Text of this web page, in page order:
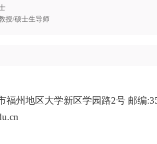
授/硕士生导师
福州地区大学新区学园路2号 邮编